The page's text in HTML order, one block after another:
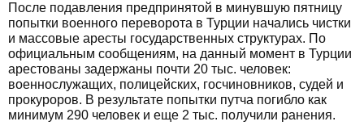
После подавления предпринятой в минувшую пятницу
попытки военного переворота в Турции начались чистки
и массовые аресты государственных структурах. По
официальным сообщениям, на данный момент в Турции
арестованы задержаны почти 20 тыс. человек:
военнослужащих, полицейских, госчиновников, судей и
прокуроров. В результате попытки путча погибло как
минимум 290 человек и еще 2 тыс. получили ранения.